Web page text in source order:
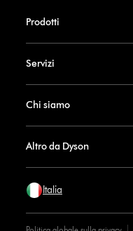
Prodotti
Servizi
Chi siamo
Altro da Dyson
Italia